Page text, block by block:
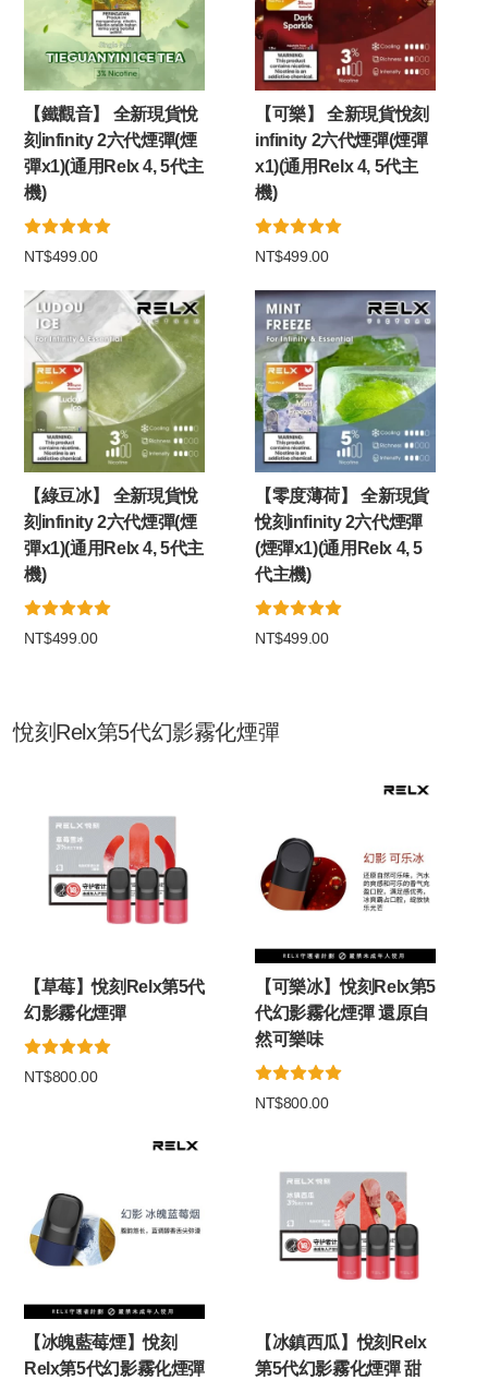
【鐵觀音】 全新現貨悅
刻infinity 2六代煙彈(煙
彈x1)(通用Relx 4, 5代主
機)
NT$499.00
【可樂】 全新現貨悅刻
infinity 2六代煙彈(煙彈
x1)(通用Relx 4, 5代主
機)
NT$499.00
【綠豆冰】 全新現貨悅
刻infinity 2六代煙彈(煙
彈x1)(通用Relx 4, 5代主
機)
NT$499.00
【零度薄荷】 全新現貨
悅刻infinity 2六代煙彈
(煙彈x1)(通用Relx 4, 5
代主機)
NT$499.00
悅刻Relx第5代幻影霧化煙彈
【草莓】悅刻Relx第5代
幻影霧化煙彈
NT$800.00
【可樂冰】悅刻Relx第5
代幻影霧化煙彈 還原自
然可樂味
NT$800.00
【冰魄藍莓煙】悅刻
Relx第5代幻影霧化煙彈
【冰鎮西瓜】悅刻Relx
第5代幻影霧化煙彈 甜